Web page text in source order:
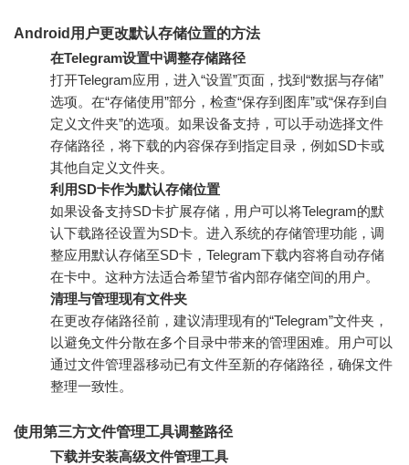
Android用户更改默认存储位置的方法
在Telegram设置中调整存储路径
打开Telegram应用，进入“设置”页面，找到“数据与存储”
选项。在“存储使用”部分，检查“保存到图库”或“保存到自
定义文件夹”的选项。如果设备支持，可以手动选择文件
存储路径，将下载的内容保存到指定目录，例如SD卡或
其他自定义文件夹。
利用SD卡作为默认存储位置
如果设备支持SD卡扩展存储，用户可以将Telegram的默
认下载路径设置为SD卡。进入系统的存储管理功能，调
整应用默认存储至SD卡，Telegram下载内容将自动存储
在卡中。这种方法适合希望节省内部存储空间的用户。
清理与管理现有文件夹
在更改存储路径前，建议清理现有的“Telegram”文件夹，
以避免文件分散在多个目录中带来的管理困难。用户可以
通过文件管理器移动已有文件至新的存储路径，确保文件
整理一致性。
使用第三方文件管理工具调整路径
下载并安装高级文件管理工具